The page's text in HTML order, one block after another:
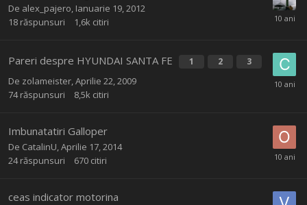
De alex_pajero Ianuarie 19, 2012
18 răspunsuri 1,6k citiri
Pareri despre HYUNDAI SANTA FE 1 2 3
De zolameister Aprilie 22, 2009
74 răspunsuri 8,5k citiri
Imbunatatiri Galloper
De CatalinU Aprilie 17, 2014
24 răspunsuri 670 citiri
ceas indicator motorina